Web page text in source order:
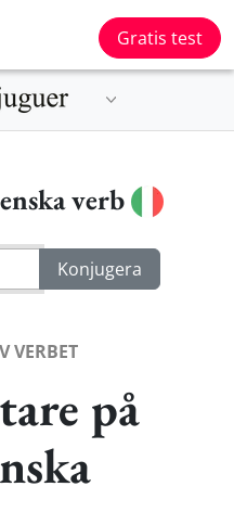
Gratis test
verb
VERBET
på